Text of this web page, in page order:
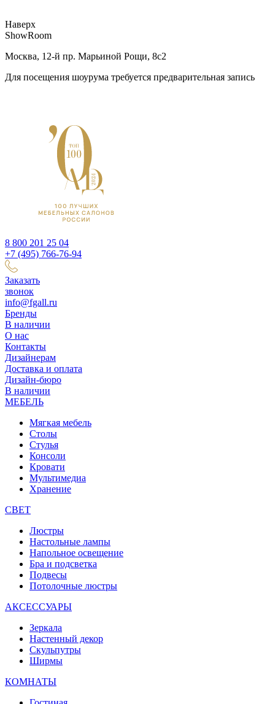
Наверх
ShowRoom
Москва, 12-й пр. Марьиной Рощи, 8с2
Для посещения шоурума требуется предварительная запись
8 800 201 25 04
+7 (495) 766-76-94
Заказать
звонок
info@fgall.ru
Бренды
В наличии
О нас
Контакты
Дизайнерам
Доставка и оплата
Дизайн-бюро
В наличии
МЕБЕЛЬ
Мягкая мебель
Столы
Стулья
Консоли
Кровати
Мультимедиа
Хранение
СВЕТ
Люстры
Настольные лампы
Напольное освещение
Бра и подсветка
Подвесы
Потолочные люстры
АКСЕССУАРЫ
Зеркала
Настенный декор
Скульпутры
Ширмы
КОМНАТЫ